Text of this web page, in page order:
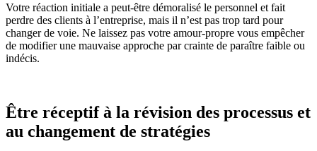
Votre réaction initiale a peut-être démoralisé le personnel et fait
perdre des clients à l’entreprise, mais il n’est pas trop tard pour
changer de voie. Ne laissez pas votre amour-propre vous empêcher
de modifier une mauvaise approche par crainte de paraître faible ou
indécis.
Être réceptif à la révision des processus et
au changement de stratégies